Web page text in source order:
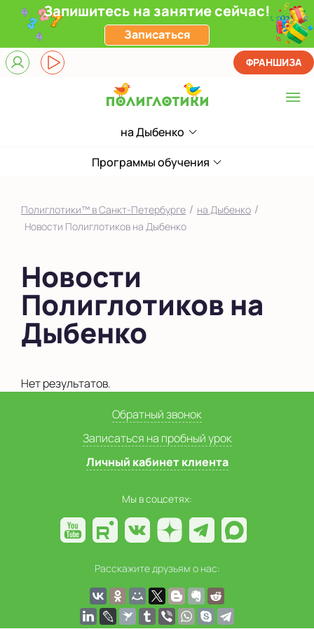
Запишитесь на занятие сейчас!
Записаться
на Дыбенко
Выберите центр
ЖК Лондон Парк
на Звездной
на Парнасе
в Новом Оккервиле
в Новоселье (школа)
ФРАНШИЗА
Программы обучения
Полиглотики™ в Санкт-Петербурге / на Дыбенко /
Новости Полиглотиков на Дыбенко
Новости
Полиглотиков на
Дыбенко
Нет результатов.
Обратный звонок
Записаться на пробный урок
Личный кабинет клиента
Мы в соцсетях:
Расскажите друзьям о нас: